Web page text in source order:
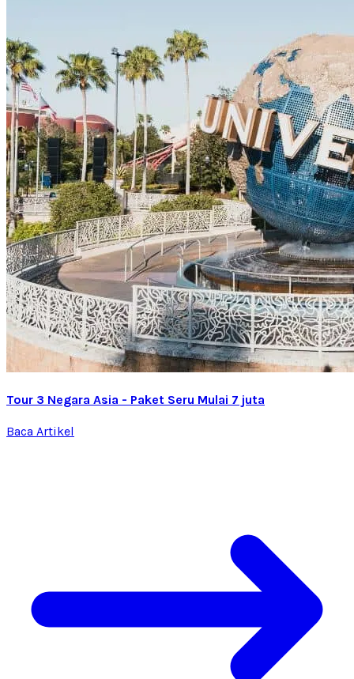
Tour 3 Negara Asia - Paket Seru Mulai 7 juta
Baca Artikel